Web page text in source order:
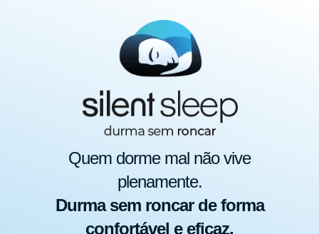
Quem dorme mal não vive
plenamente.
Durma sem roncar de forma
confortável e eficaz.